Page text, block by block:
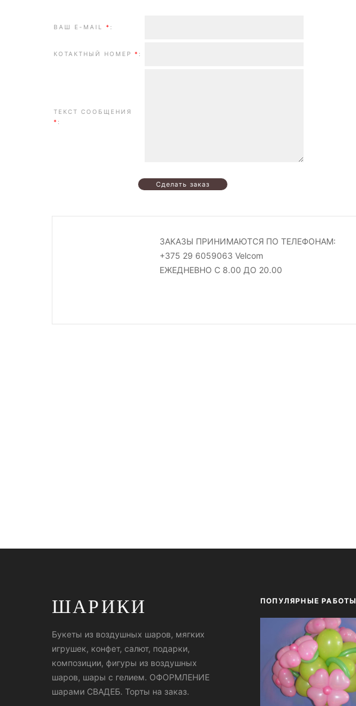
ВАШ E-MAIL * :
КОТАКТНЫЙ НОМЕР * :
ТЕКСТ СООБЩЕНИЯ
* :
ЗАКАЗЫ ПРИНИМАЮТСЯ ПО ТЕЛЕФОНАМ:
+375 29 6059063 Velcom
ЕЖЕДНЕВНО С 8.00 ДО 20.00
ШАРИКИ
Букеты из воздушных шаров, мягких
игрушек, конфет, салют, подарки,
композиции, фигуры из воздушных
шаров, шары с гелием. ОФОРМЛЕНИЕ
шарами СВАДЕБ. Торты на заказ.
ПОПУЛЯРНЫЕ РАБОТЫ